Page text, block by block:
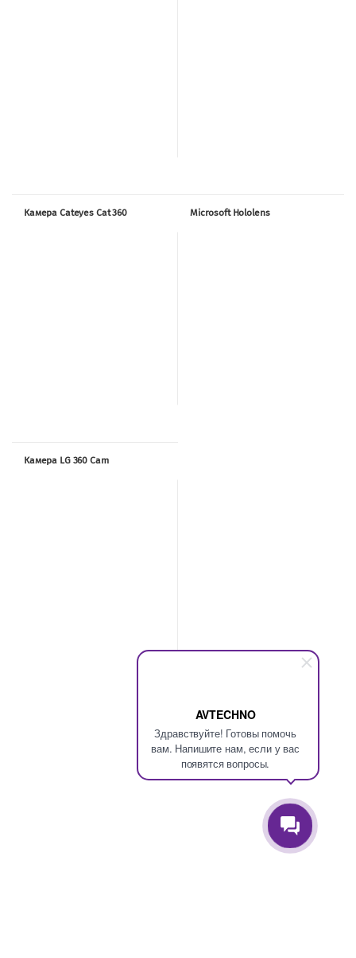
AVTECHNO
Здравствуйте! Готовы помочь
вам. Напишите нам, если у вас
появятся вопросы.
Камера Cateyes Cat 360 Microsoft Hololens
Камера LG 360 Cam